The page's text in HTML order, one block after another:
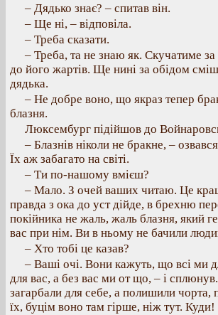
– Дядько знає? – спитав він.
– Ще ні, – відповіла.
– Треба сказати.
– Треба, та не знаю як. Скучатиме
до його жартів. Ще нині за обідом
дядька.
– Не добре воно, що якраз тепер
блазня.
Люксембург підійшов до
– Блазнів ніколи не бракне, –
Їх аж забагато на світі.
– Ти по-нашому вмієш?
– Мало. З очей ваших читаю. Це
правда з ока до уст дійде, в брехню
покійника не жаль, жаль блазня, який
вас при нім. Ви в ньому не бачили
– Хто тобі це казав?
– Ваші очі. Вони кажуть, що всі ми
для вас, а без вас ми от що, – і
загарбали для себе, а полишили чорта,
їх, буцім воно там гірше, ніж тут. Куди!